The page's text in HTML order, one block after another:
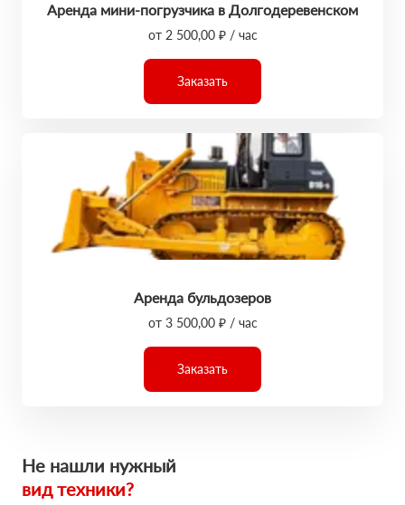
Аренда мини-погрузчика в Долгодеревенском
от 2 500,00 ₽ / час
Заказать
Аренда бульдозеров
от 3 500,00 ₽ / час
Заказать
Не нашли нужный
вид техники?